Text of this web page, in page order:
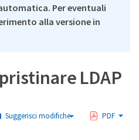
Per eventuali
alla versione in
LDAP
Suggerisci modifiche PDF